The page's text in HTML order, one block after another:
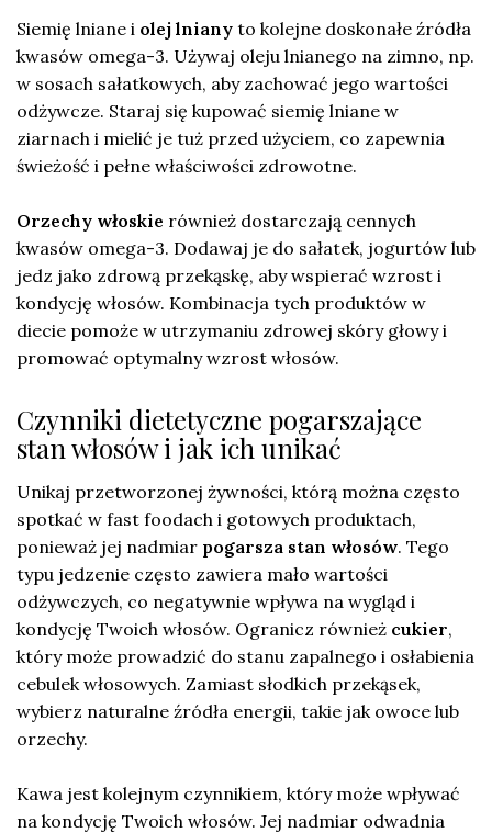
Siemię lniane i olej lniany to kolejne doskonałe źródła
kwasów omega-3. Używaj oleju lnianego na zimno, np.
w sosach sałatkowych, aby zachować jego wartości
odżywcze. Staraj się kupować siemię lniane w
ziarnach i mielić je tuż przed użyciem, co zapewnia
świeżość i pełne właściwości zdrowotne.
Orzechy włoskie również dostarczają cennych
kwasów omega-3. Dodawaj je do sałatek, jogurtów lub
jedz jako zdrową przekąskę, aby wspierać wzrost i
kondycję włosów. Kombinacja tych produktów w
diecie pomoże w utrzymaniu zdrowej skóry głowy i
promować optymalny wzrost włosów.
Czynniki dietetyczne pogarszające
stan włosów i jak ich unikać
Unikaj przetworzonej żywności, którą można często
spotkać w fast foodach i gotowych produktach,
ponieważ jej nadmiar pogarsza stan włosów. Tego
typu jedzenie często zawiera mało wartości
odżywczych, co negatywnie wpływa na wygląd i
kondycję Twoich włosów. Ogranicz również cukier,
który może prowadzić do stanu zapalnego i osłabienia
cebulek włosowych. Zamiast słodkich przekąsek,
wybierz naturalne źródła energii, takie jak owoce lub
orzechy.
Kawa jest kolejnym czynnikiem, który może wpływać
na kondycję Twoich włosów. Jej nadmiar odwadnia